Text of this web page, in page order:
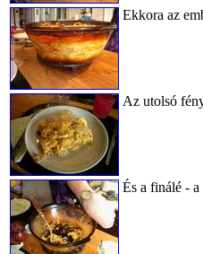
Ekkora az
Az utolsó
És a finálé -